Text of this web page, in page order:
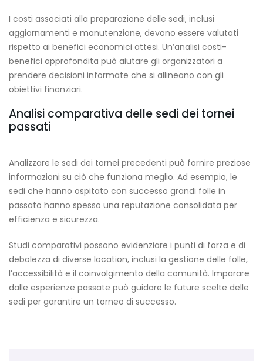
I costi associati alla preparazione delle sedi, inclusi
aggiornamenti e manutenzione, devono essere valutati
rispetto ai benefici economici attesi. Un’analisi costi-
benefici approfondita può aiutare gli organizzatori a
prendere decisioni informate che si allineano con gli
obiettivi finanziari.
Analisi comparativa delle sedi dei tornei
passati
Analizzare le sedi dei tornei precedenti può fornire preziose
informazioni su ciò che funziona meglio. Ad esempio, le
sedi che hanno ospitato con successo grandi folle in
passato hanno spesso una reputazione consolidata per
efficienza e sicurezza.
Studi comparativi possono evidenziare i punti di forza e di
debolezza di diverse location, inclusi la gestione delle folle,
l’accessibilità e il coinvolgimento della comunità. Imparare
dalle esperienze passate può guidare le future scelte delle
sedi per garantire un torneo di successo.